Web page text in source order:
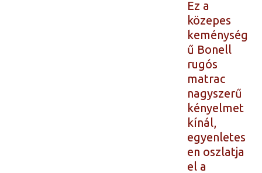
Ez a
közepes
keménység
ű Bonell
rugós
matrac
nagyszerű
kényelmet
kínál,
egyenletes
en oszlatja
el a